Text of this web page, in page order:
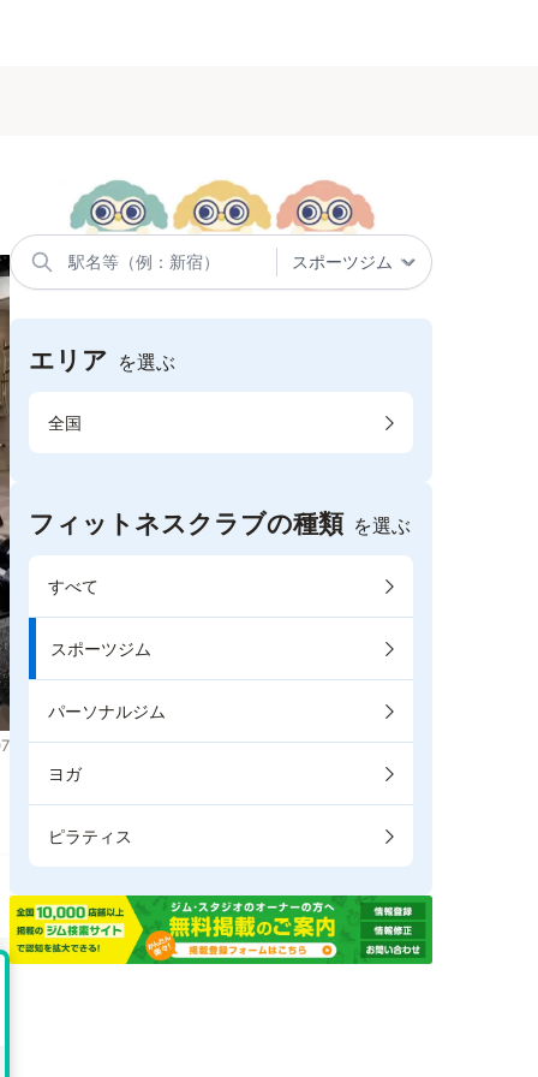
エリア を選ぶ
全国
フィットネスクラブの種類 を選ぶ
すべて
スポーツジム
パーソナルジム
ヨガ
ピラティス